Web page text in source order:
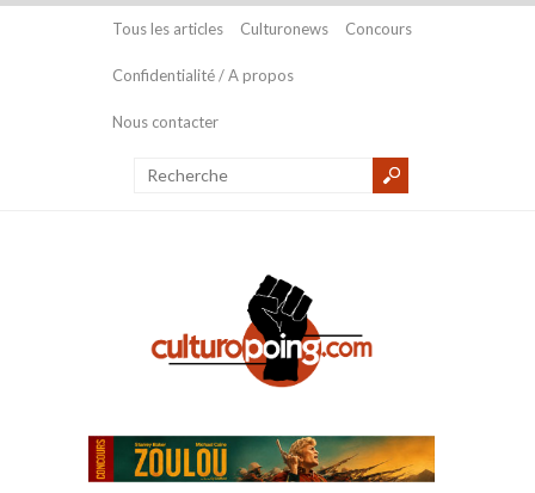
Tous les articles Culturonews Concours
Confidentialité / A propos
Nous contacter